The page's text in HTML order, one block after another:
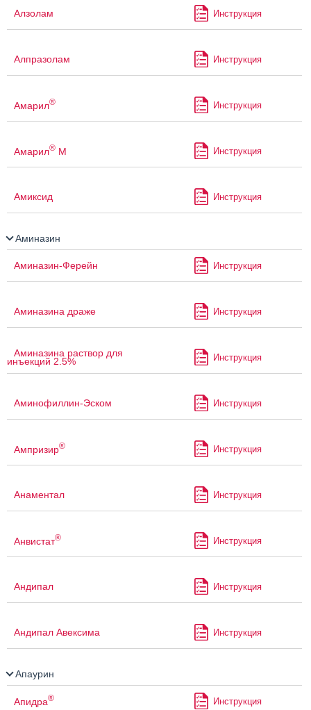
Алзолам Инструкция
Алпразолам Инструкция
Амарил® Инструкция
Амарил® М Инструкция
Амиксид Инструкция
Аминазин
Аминазин-Ферейн Инструкция
Аминазина драже Инструкция
Аминазина раствор для
инъекций 2.5% Инструкция
Аминофиллин-Эском Инструкция
Ампризир® Инструкция
Анаментал Инструкция
Анвистат® Инструкция
Андипал Инструкция
Андипал Авексима Инструкция
Апаурин
Апидра® Инструкция